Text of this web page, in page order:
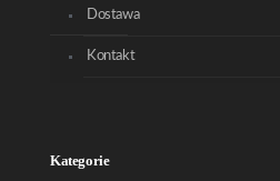
Dostawa
Kontakt
Kategorie